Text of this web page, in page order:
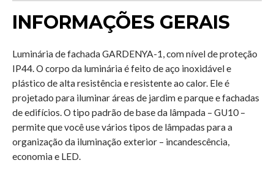
INFORMAÇÕES GERAIS
Luminária de fachada GARDENYA-1, com nível de proteção
IP44. O corpo da luminária é feito de aço inoxidável e
plástico de alta resistência e resistente ao calor. Ele é
projetado para iluminar áreas de jardim e parque e fachadas
de edifícios. O tipo padrão de base da lâmpada – GU10 –
permite que você use vários tipos de lâmpadas para a
organização da iluminação exterior – incandescência,
economia e LED.